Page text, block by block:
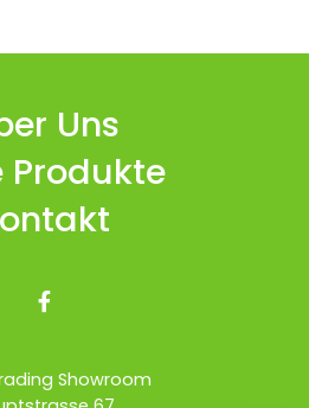
Uns
Produkte

Showroom